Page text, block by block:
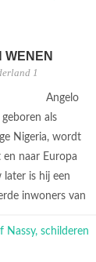
WENEN
1
Angelo
als
Nigeria, wordt
naar Europa
later is hij een
inwoners van